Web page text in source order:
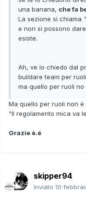
una banana, che fa
La sezione si chiama
e non si possono
esiste.
Ah, ve lo chiedo dal
buildare team per
ma quello per ruoli no
Ma quello per ruoli non
"Il regolamento mica va
Grazie è.é
skipper94
Inviato 10